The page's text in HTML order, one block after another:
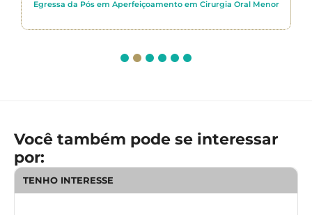
consultório. Para qualquer um que deseja fazer uma
Egressa da Pós em Aperfeiçoamento em Cirurgia Oral Menor
Você também pode se interessar
por:
TENHO INTERESSE